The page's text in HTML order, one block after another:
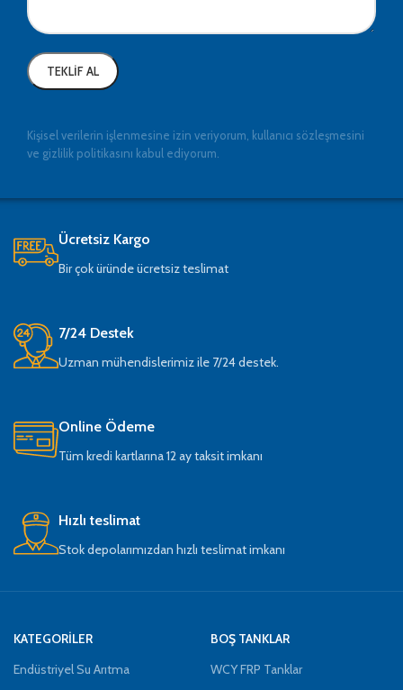
Kişisel verilerin işlenmesine izin veriyorum, kullanıcı sözleşmesini
ve gizlilik politikasını kabul ediyorum.
Ücretsiz Kargo
Bir çok üründe ücretsiz teslimat
7/24 Destek
Uzman mühendislerimiz ile 7/24 destek.
Online Ödeme
Tüm kredi kartlarına 12 ay taksit imkanı
Hızlı teslimat
Stok depolarımızdan hızlı teslimat imkanı
KATEGORİLER
Endüstriyel Su Arıtma
BOŞ TANKLAR
WCY FRP Tanklar